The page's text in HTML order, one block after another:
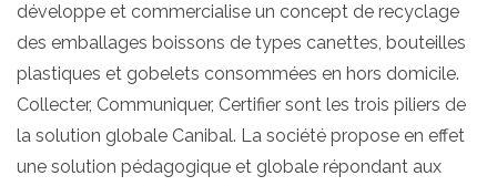
développe et commercialise un concept de recyclage
des emballages boissons de types canettes, bouteilles
plastiques et gobelets consommées en hors domicile.
Collecter, Communiquer, Certifier sont les trois piliers de
la solution globale Canibal. La société propose en effet
une solution pédagogique et globale répondant aux